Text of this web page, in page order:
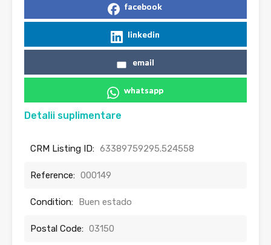
facebook
linkedin
email
whatsapp
Detalii suplimentare
CRM Listing ID: 63389759295.524558
Reference: 000149
Condition: Buen estado
Postal Code: 03150